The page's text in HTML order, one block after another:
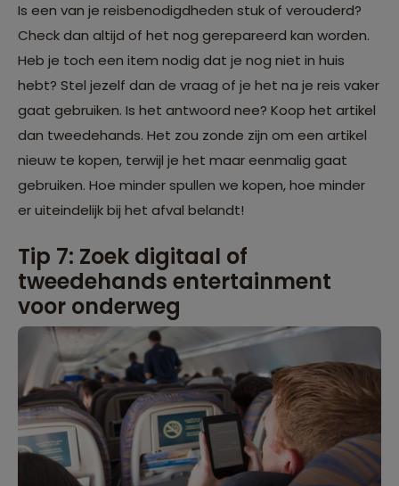
Is een van je reisbenodigdheden stuk of verouderd?
Check dan altijd of het nog gerepareerd kan worden.
Heb je toch een item nodig dat je nog niet in huis
hebt? Stel jezelf dan de vraag of je het na je reis vaker
gaat gebruiken. Is het antwoord nee? Koop het artikel
dan tweedehands. Het zou zonde zijn om een artikel
nieuw te kopen, terwijl je het maar eenmalig gaat
gebruiken. Hoe minder spullen we kopen, hoe minder
er uiteindelijk bij het afval belandt!
Tip 7: Zoek digitaal of
tweedehands entertainment
voor onderweg